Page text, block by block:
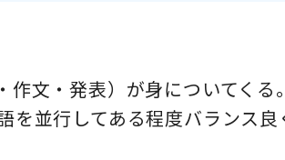
文・発表）が身についてくる。
を並行してある程度バランス良